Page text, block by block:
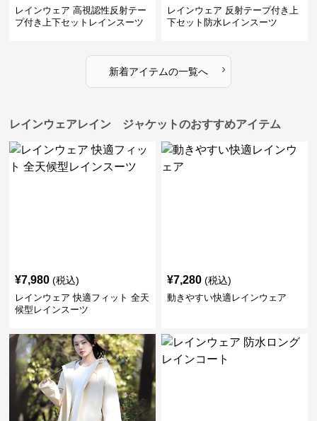
レインウェア 高視認性反射テー
プ付き上下セットレインスーツ
レインウェア 反射テープ付き上
下セット防水レインスーツ
新着アイテムの一覧へ ›
レインウェアレイン ジャケットのおすすめアイテム
¥7,980 (税込)
レインウェア 快適フィット 全天
候型レインスーツ
¥7,280 (税込)
動きやすい快適レインウェア